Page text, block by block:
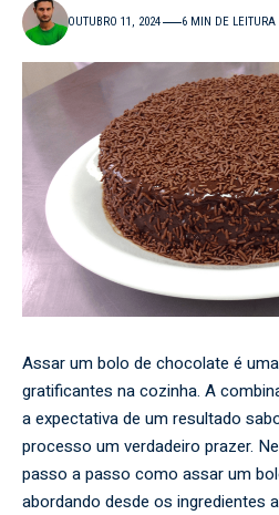
OUTUBRO 11, 2024 6 MIN DE LEITURA
Assar um bolo de chocolate é
gratificantes na cozinha. A
a expectativa de um resultado
processo um verdadeiro prazer.
passo a passo como assar um
abordando desde os ingredientes